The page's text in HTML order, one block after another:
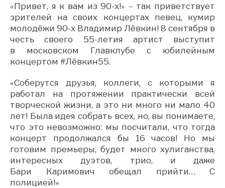
«Привет, я к вам из 90-х!» – так приветствует
зрителей на своих концертах певец, кумир
молодёжи 90-х Владимир Лёвкин! 8 сентября в
честь своего 55-летия артист выступит
в московском Главклубе с юбилейным
концертом #Лёвкин55.
«Соберутся друзья, коллеги, с которыми я
работал на протяжении практически всей
творческой жизни, а это ни много ни мало 40
лет! Была идея собрать всех, но, вы понимаете,
что это невозможно: мы посчитали, что тогда
концерт продолжался бы 16 часов! Но мы
готовим премьеры, будет много хулиганства,
интересных дуэтов, трио, и даже
Бари Каримович обещал прийти… С
полицией!»